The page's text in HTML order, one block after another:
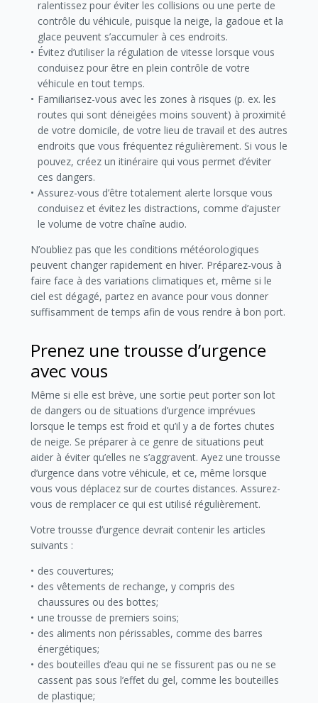
ralentissez pour éviter les collisions ou une perte de
contrôle du véhicule, puisque la neige, la gadoue et la
glace peuvent s’accumuler à ces endroits.
Évitez d’utiliser la régulation de vitesse lorsque vous
conduisez pour être en plein contrôle de votre
véhicule en tout temps.
Familiarisez-vous avec les zones à risques (p. ex. les
routes qui sont déneigées moins souvent) à proximité
de votre domicile, de votre lieu de travail et des autres
endroits que vous fréquentez régulièrement. Si vous le
pouvez, créez un itinéraire qui vous permet d’éviter
ces dangers.
Assurez-vous d’être totalement alerte lorsque vous
conduisez et évitez les distractions, comme d’ajuster
le volume de votre chaîne audio.
N’oubliez pas que les conditions météorologiques
peuvent changer rapidement en hiver. Préparez-vous à
faire face à des variations climatiques et, même si le
ciel est dégagé, partez en avance pour vous donner
suffisamment de temps afin de vous rendre à bon port.
Prenez une trousse d’urgence
avec vous
Même si elle est brève, une sortie peut porter son lot
de dangers ou de situations d’urgence imprévues
lorsque le temps est froid et qu’il y a de fortes chutes
de neige. Se préparer à ce genre de situations peut
aider à éviter qu’elles ne s’aggravent. Ayez une trousse
d’urgence dans votre véhicule, et ce, même lorsque
vous vous déplacez sur de courtes distances. Assurez-
vous de remplacer ce qui est utilisé régulièrement.
Votre trousse d’urgence devrait contenir les articles
suivants :
des couvertures;
des vêtements de rechange, y compris des
chaussures ou des bottes;
une trousse de premiers soins;
des aliments non périssables, comme des barres
énergétiques;
des bouteilles d’eau qui ne se fissurent pas ou ne se
cassent pas sous l’effet du gel, comme les bouteilles
de plastique;